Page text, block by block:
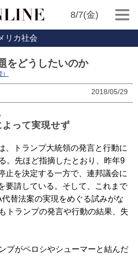
8/7(金)
リカ社会
をどうしたいのか
2018/05/29
よって実現せず
トランプ大統領の発言と行動に
。先ほど指摘したとおり、昨年9
止を決定する一方で、連邦議会に
要請している。そして、これまで
替法案の実現をめぐる試みがな
トランプの発言や行動の結果、失
プがペロシやシューマーと結んだ